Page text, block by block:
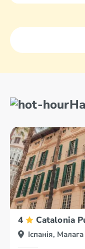
4 Catalonia
Іспанія, Малага